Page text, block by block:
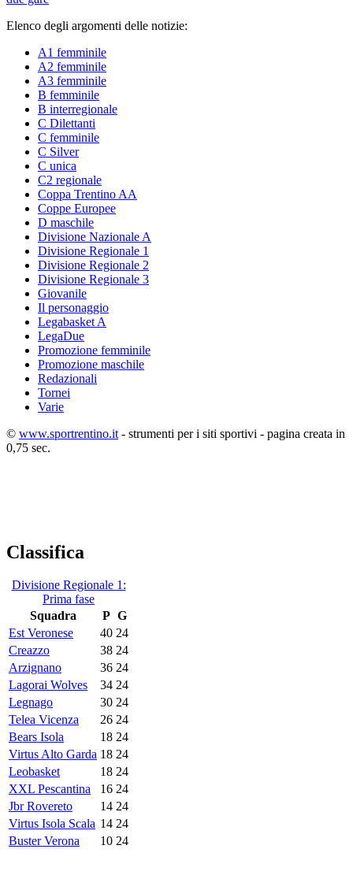
Elenco degli argomenti delle notizie:
A1 femminile
A2 femminile
A3 femminile
B femminile
B interregionale
C Dilettanti
C femminile
C Silver
C unica
C2 regionale
Coppa Trentino AA
Coppe Europee
D maschile
Divisione Nazionale A
Divisione Regionale 1
Divisione Regionale 2
Divisione Regionale 3
Giovanile
Il personaggio
Legabasket A
LegaDue
Promozione femminile
Promozione maschile
Redazionali
Tornei
Varie
© www.sportrentino.it - strumenti per i siti sportivi - pagina creata in
0,75 sec.
Classifica
Divisione Regionale 1:
Prima fase
Squadra
P G
Est Veronese
40 24
Creazzo
38 24
Arzignano
36 24
Lagorai Wolves
34 24
Legnago
30 24
Telea Vicenza
26 24
Bears Isola
18 24
Virtus Alto Garda 18 24
Leobasket
18 24
XXL Pescantina
16 24
Jbr Rovereto
14 24
Virtus Isola Scala 14 24
Buster Verona
10 24